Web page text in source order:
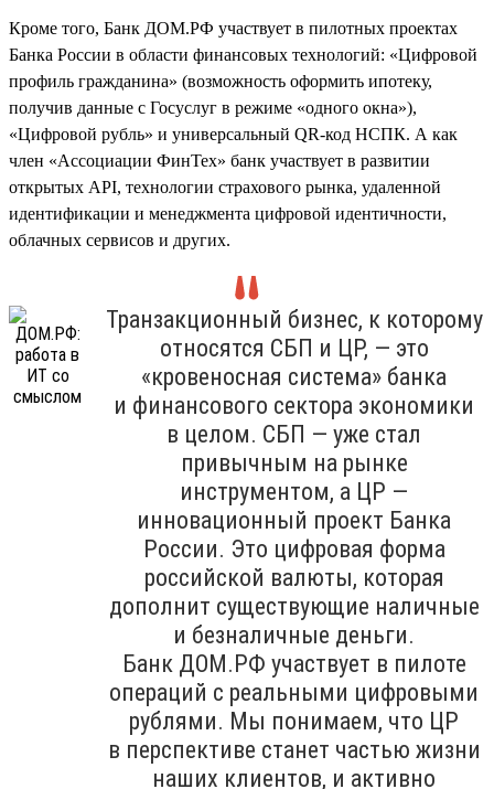
Кроме того, Банк ДОМ.РФ участвует в пилотных проектах
Банка России в области финансовых технологий: «Цифровой
профиль гражданина» (возможность оформить ипотеку,
получив данные с Госуслуг в режиме «одного окна»),
«Цифровой рубль» и универсальный QR-код НСПК. А как
член «Ассоциации ФинТех» банк участвует в развитии
открытых API, технологии страхового рынка, удаленной
идентификации и менеджмента цифровой идентичности,
облачных сервисов и других.
Транзакционный бизнес, к которому
относятся СБП и ЦР, — это
«кровеносная система» банка
и финансового сектора экономики
в целом. СБП — уже стал
привычным на рынке
инструментом, а ЦР —
инновационный проект Банка
России. Это цифровая форма
российской валюты, которая
дополнит существующие наличные
и безналичные деньги.
Банк ДОМ.РФ участвует в пилоте
операций с реальными цифровыми
рублями. Мы понимаем, что ЦР
в перспективе станет частью жизни
наших клиентов, и активно